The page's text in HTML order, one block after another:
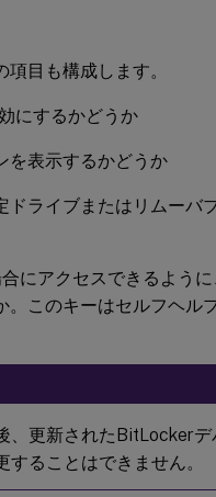
目も構成します。
にするかどうか
を表示するかどうか
ライブまたはリムーバ
にアクセスできるよう
このキーはセルフヘル
更新されたBitLockerデ
ることはできません。